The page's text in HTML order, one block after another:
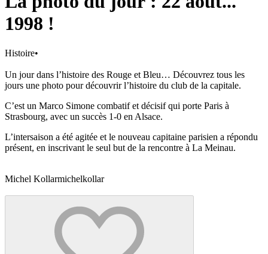
1998 !
Histoire•
Un jour dans l’histoire des Rouge et Bleu… Découvrez tous les
jours une photo pour découvrir l’histoire du club de la capitale.
C’est un Marco Simone combatif et décisif qui porte Paris à
Strasbourg, avec un succès 1-0 en Alsace.
L’intersaison a été agitée et le nouveau capitaine parisien a répondu
présent, en inscrivant le seul but de la rencontre à La Meinau.
Michel Kollarmichelkollar